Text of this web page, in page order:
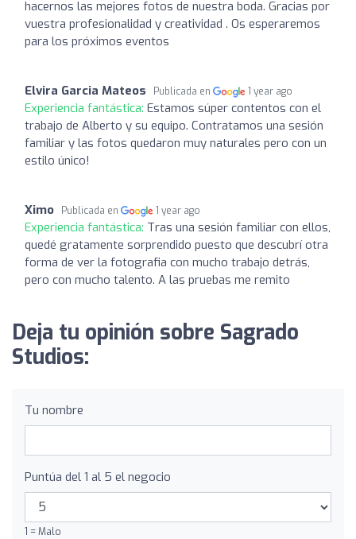
hacernos las mejores fotos de nuestra boda. Gracias por
vuestra profesionalidad y creatividad . Os esperaremos
para los próximos eventos
Elvira Garcia Mateos Publicada en 1 year ago
Experiencia fantástica: Estamos súper contentos con el
trabajo de Alberto y su equipo. Contratamos una sesión
familiar y las fotos quedaron muy naturales pero con un
estilo único!
Ximo Publicada en 1 year ago
Experiencia fantástica: Tras una sesión familiar con ellos,
quedé gratamente sorprendido puesto que descubrí otra
forma de ver la fotografia con mucho trabajo detrás,
pero con mucho talento. A las pruebas me remito
Deja tu opinión sobre Sagrado
Studios:
Tu nombre
Puntúa del 1 al 5 el negocio
1 = Malo